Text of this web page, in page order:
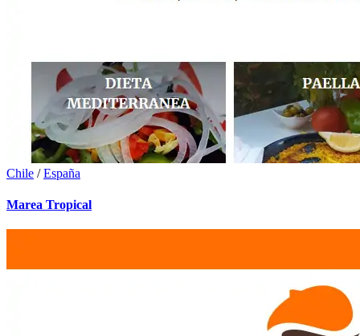
Chile /España
Marea Tropical